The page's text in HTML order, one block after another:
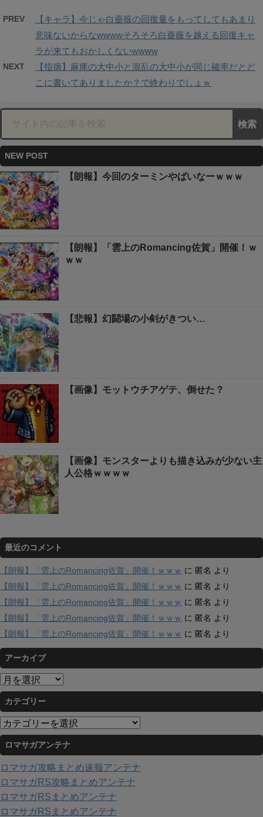
PREV
【キャラ】今じゃ白薔薇の回復量をもってしてもあまり
意味ないからなwwwwそろそろ白薔薇を越える回復キャ
ラが来てもおかしくないwwww
NEXT
【指摘】麻痺の大中小と混乱の大中小が同じ確率だとど
こに書いてありましたか？で終わりでしょｗ
NEW POST
【朗報】今回のターミンやばいなーｗｗｗ
【朗報】「雲上のRomancing佐賀」開催！ｗ
ｗｗ
【悲報】幻闘場の小剣がきつい…
【画像】モットウチアゲテ、倒せた？
【画像】モンスターよりも描き込みが少ない主
人公格ｗｗｗｗ
最近のコメント
【朗報】「雲上のRomancing佐賀」開催！ｗｗｗ に 匿名 より
【朗報】「雲上のRomancing佐賀」開催！ｗｗｗ に 匿名 より
【朗報】「雲上のRomancing佐賀」開催！ｗｗｗ に 匿名 より
【朗報】「雲上のRomancing佐賀」開催！ｗｗｗ に 匿名 より
【朗報】「雲上のRomancing佐賀」開催！ｗｗｗ に 匿名 より
アーカイブ
ア
ー
カ
イ
ブ
カテゴリー
カ
テ
ゴ
リ
ー
ロマサガアンテナ
ロマサガ攻略まとめ速報アンテナ
ロマサガRS攻略まとめアンテナ
ロマサガRSまとめアンテナ
ロマサガRSまとめアンテナ